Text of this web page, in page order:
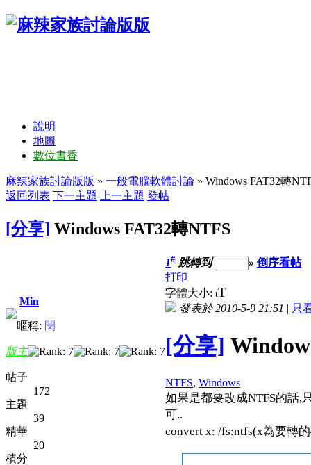
說明
地圖
數位書香
麻辣家族討論版版 » 一般電腦軟體討論 » Windows FAT32轉
返回列表 下一主題 上一主題 發帖
[分享] Windows FAT32轉NTFS
Min
暱稱: 閔
版主
帖子
172
主題
39
精華
20
積分
1# 跳轉到 » 倒序看帖
打印
字體大小: tT
發表於 2010-5-9 21:51 | 只
[分享]
NTFS, Windows
如果是都要改成NTFS的話,
可..
convert x: /fs:ntfs(x為要轉